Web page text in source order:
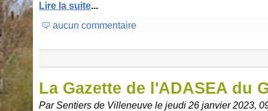
Lire la suite...
aucun commentaire
La Gazette de l'ADASEA du
Par Sentiers de Villeneuve le jeudi 26 janvier 2023,